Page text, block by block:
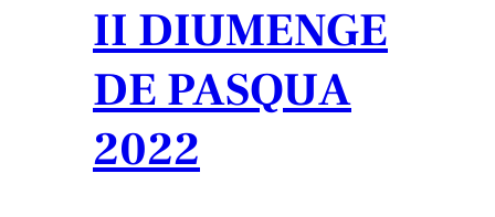
II DIUMENGE
DE PASQUA
2022